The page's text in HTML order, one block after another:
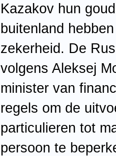
Kazakov hun
buitenland
zekerheid. De
volgens Aleksej
minister van
regels om de
particulieren tot
persoon te